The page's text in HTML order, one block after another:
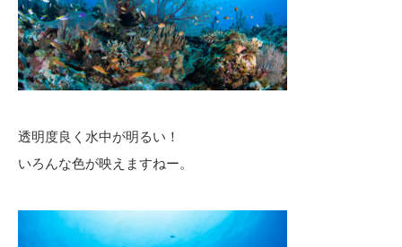
透明度良く水中が明るい！
いろんな色が映えますねー。